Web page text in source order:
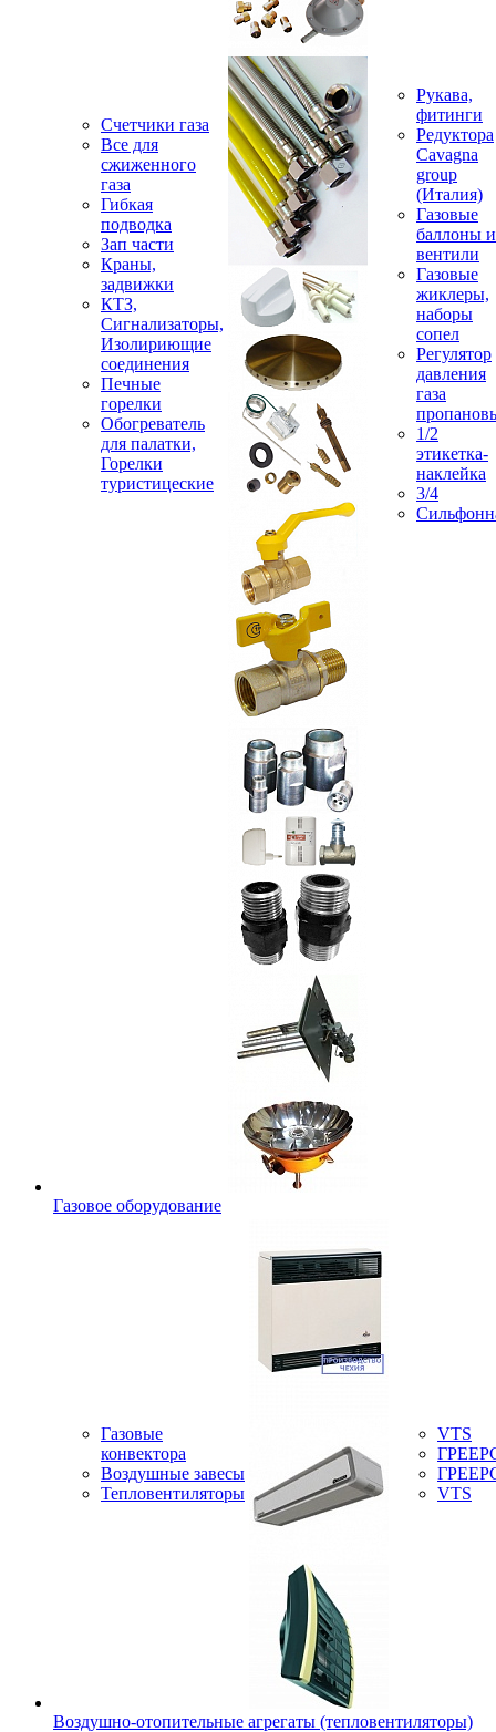
Счетчики газа
Все для
сжиженного
газа
Гибкая
подводка
Зап части
Краны,
задвижки
КТЗ,
Сигнализаторы,
Изолириющие
соединения
Печные
горелки
Обогреватель
для палатки,
Горелки
туристицеские
Рукава,
фитинги
Редуктора
Cavagna
group
(Италия)
Газовые
баллоны и
вентили
Газовые
жиклеры,
наборы
сопел
Регулятор
давления
газа
1/2
этикетка-
наклейка
3/4
Газовое оборудование
Газовые
конвектора
Воздушные завесы
Тепловентиляторы
VTS
VTS
Воздушно-отопительные агрегаты (тепловентиляторы)